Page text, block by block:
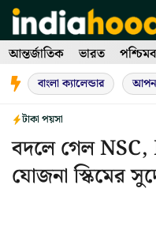
Skip
to
content
আন্তর্জাতিক ভারত
বাংলা ক্যালেন্ডার
টাকা পয়সা
বদলে গেল NSC,
যোজনা স্কিমের